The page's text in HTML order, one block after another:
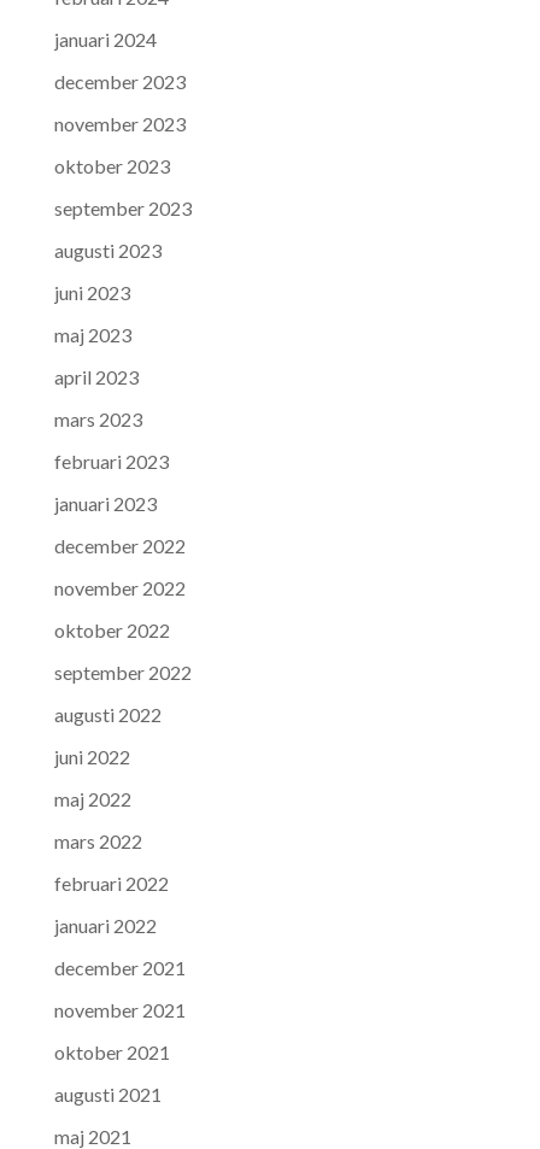
januari 2024
december 2023
november 2023
oktober 2023
september 2023
augusti 2023
juni 2023
maj 2023
april 2023
mars 2023
februari 2023
januari 2023
december 2022
november 2022
oktober 2022
september 2022
augusti 2022
juni 2022
maj 2022
mars 2022
februari 2022
januari 2022
december 2021
november 2021
oktober 2021
augusti 2021
maj 2021